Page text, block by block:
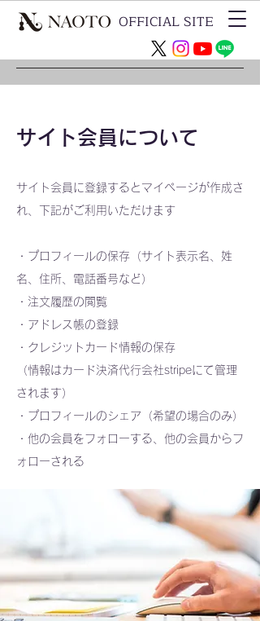
OFFICIAL SITE
​サイト会員について
サイト会員に登録するとマイページが作成さ
れ、下記がご利用いただけます
・プロフィールの保存（サイト表示名、姓
名、住所、電話番号など）
・注文履歴の閲覧
・アドレス帳の登録
​・クレジットカード情報の保存
（情報はカード決済代行会社stripeにて管理
されます）
・プロフィールのシェア（希望の場合のみ）
・他の会員をフォローする、他の会員からフ
ォローされる